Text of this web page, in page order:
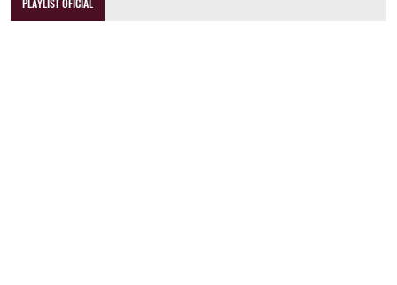
PLAYLIST OFICIAL